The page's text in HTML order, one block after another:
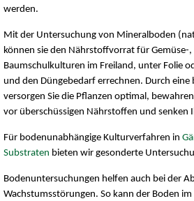
werden.
Mit der Untersuchung von Mineralboden
können sie den Nährstoffvorrat für Gemüse-
Baumschulkulturen im Freiland, unter Folie
und den Düngebedarf errechnen. Durch
versorgen Sie die Pflanzen optimal,
vor überschüssigen Nährstoffen und senken
Für bodenunabhängige Kulturverfahren in
Substraten bieten wir gesonderte
Bodenuntersuchungen helfen auch bei der
Wachstumsstörungen. So kann der Boden